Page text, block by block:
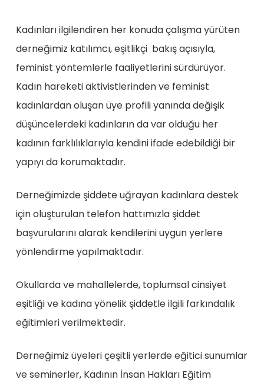
Kadınları ilgilendiren her konuda çalışma yürüten
derneğimiz katılımcı, eşitlikçi bakış açısıyla,
feminist yöntemlerle faaliyetlerini sürdürüyor.
Kadın hareketi aktivistlerinden ve feminist
kadınlardan oluşan üye profili yanında değişik
düşüncelerdeki kadınların da var olduğu her
kadının farklılıklarıyla kendini ifade edebildiği bir
yapıyı da korumaktadır.
Derneğimizde şiddete uğrayan kadınlara destek
için oluşturulan telefon hattımızla şiddet
başvurularını alarak kendilerini uygun yerlere
yönlendirme yapılmaktadır.
Okullarda ve mahallelerde, toplumsal cinsiyet
eşitliği ve kadına yönelik şiddetle ilgili farkındalık
eğitimleri verilmektedir.
Derneğimiz üyeleri çeşitli yerlerde eğitici sunumlar
ve seminerler, Kadının İnsan Hakları Eğitim